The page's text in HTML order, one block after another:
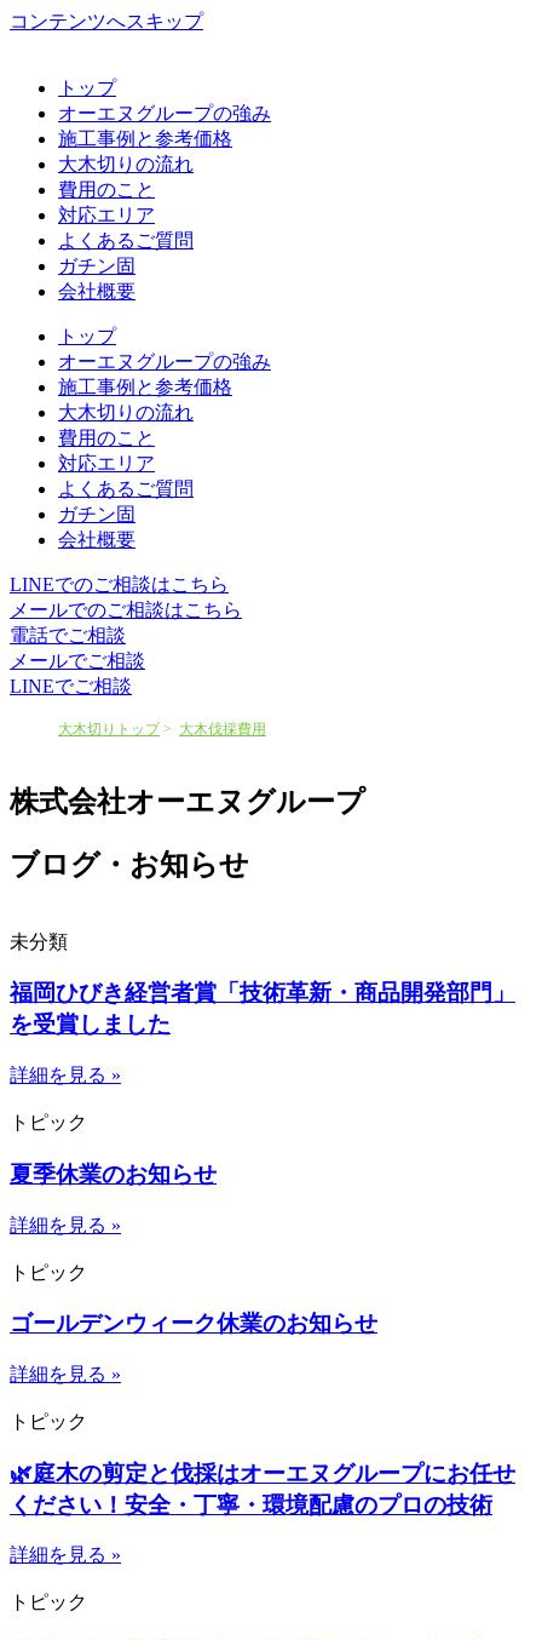
コンテンツへスキップ
トップ
オーエヌグループの強み
施工事例と参考価格
大木切りの流れ
費用のこと
対応エリア
よくあるご質問
ガチン固
会社概要
トップ
オーエヌグループの強み
施工事例と参考価格
大木切りの流れ
費用のこと
対応エリア
よくあるご質問
ガチン固
会社概要
LINEでのご相談はこちら
メールでのご相談はこちら
電話でご相談
メールでご相談
LINEでご相談
大木切りトップ 大木伐採費用
株式会社オーエヌグループ
ブログ・お知らせ
未分類
福岡ひびき経営者賞「技術革新・商品開発部門」
を受賞しました
詳細を見る »
トピック
夏季休業のお知らせ
詳細を見る »
トピック
ゴールデンウィーク休業のお知らせ
詳細を見る »
トピック
🌿庭木の剪定と伐採はオーエヌグループにお任せ
ください！安全・丁寧・環境配慮のプロの技術
詳細を見る »
トピック